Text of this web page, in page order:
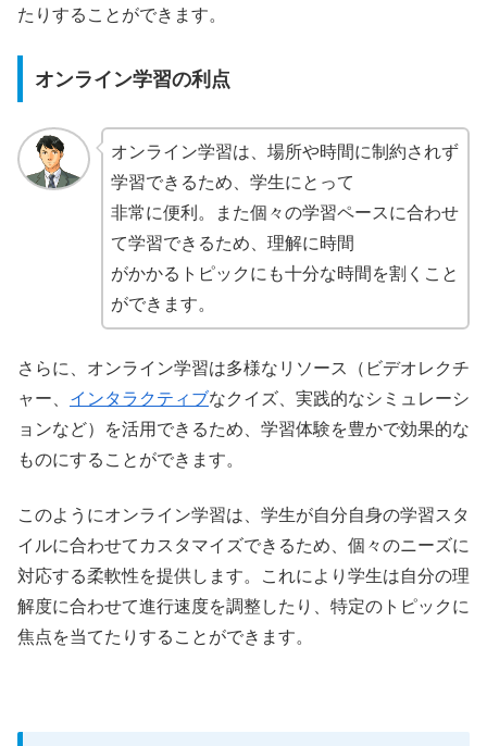
たりすることができます。
オンライン学習の利点
オンライン学習は、場所や時間に制約されず
学習できるため、学生にとって
非常に便利。また個々の学習ペースに合わせ
て学習できるため、理解に時間
がかかるトピックにも十分な時間を割くこと
ができます。
さらに、オンライン学習は多様なリソース（ビデオレクチ
ャー、 インタラクティブなクイズ、実践的なシミュレーシ
ョンなど）を活用できるため、学習体験を豊かで効果的な
ものにすることができます。
このようにオンライン学習は、学生が自分自身の学習スタ
イルに合わせてカスタマイズできるため、個々のニーズに
対応する柔軟性を提供します。これにより学生は自分の理
解度に合わせて進行速度を調整したり、特定のトピックに
焦点を当てたりすることができます。